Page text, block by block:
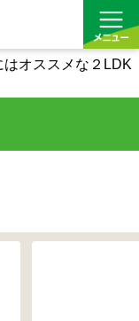
オススメな２LDK